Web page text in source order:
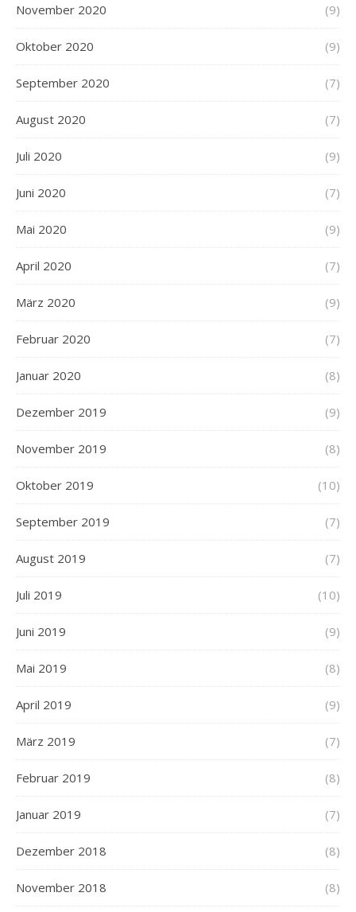
November 2020 (9)
Oktober 2020 (9)
September 2020 (7)
August 2020 (7)
Juli 2020 (9)
Juni 2020 (7)
Mai 2020 (9)
April 2020 (7)
März 2020 (9)
Februar 2020 (7)
Januar 2020 (8)
Dezember 2019 (9)
November 2019 (8)
Oktober 2019 (10)
September 2019 (7)
August 2019 (7)
Juli 2019 (10)
Juni 2019 (9)
Mai 2019 (8)
April 2019 (9)
März 2019 (7)
Februar 2019 (8)
Januar 2019 (7)
Dezember 2018 (8)
November 2018 (8)